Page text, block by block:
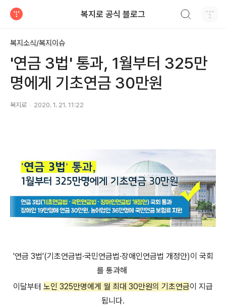
복지로 공식 블로그
복지소식/복지이슈
'연금 3법' 통과, 1월부터 325만
명에게 기초연금 30만원
복지로 2020. 1. 21. 11:22
'연금 3법'(기초연금법·국민연금법·장애인연금법 개정안)이 국회
를 통과해
이달부터 노인 325만명에게 월 최대 30만원의 기초연금이 지급
됩니다.